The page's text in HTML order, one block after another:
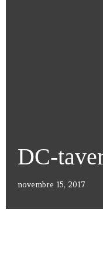
DC-
novembre 15, 2017